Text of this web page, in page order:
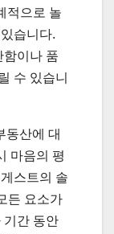
적으로 놀
습니다.
함이나 품
수 있습니
동산에 대
마음의 평
스트의 솔
든 요소가
기간 동안